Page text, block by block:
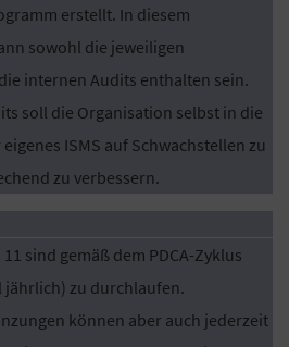
erstellt. In diesem
sowohl die jeweiligen
internen Audits enthalten sein.
soll die Organisation selbst in die
ISMS auf Schwachstellen zu
zu verbessern.
sind gemäß dem PDCA-Zyklus
jährlich) zu durchlaufen.
können aber auch jederzeit